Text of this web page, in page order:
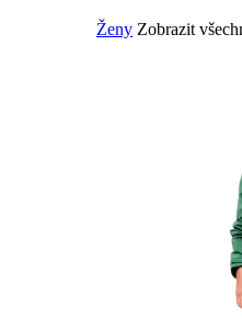
Ženy Zobrazit